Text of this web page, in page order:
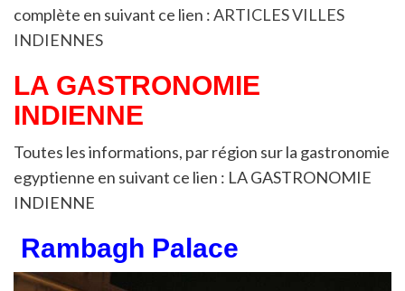
complète en suivant ce lien :ARTICLES VILLES
INDIENNES
LA GASTRONOMIE
INDIENNE
Toutes les informations, par région sur la gastronomie
egyptienne en suivant ce lien : LA GASTRONOMIE
INDIENNE
Rambagh Palace